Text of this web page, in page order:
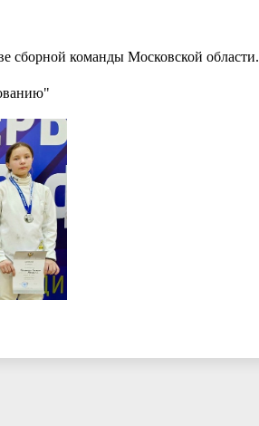
сборной команды Московской области.